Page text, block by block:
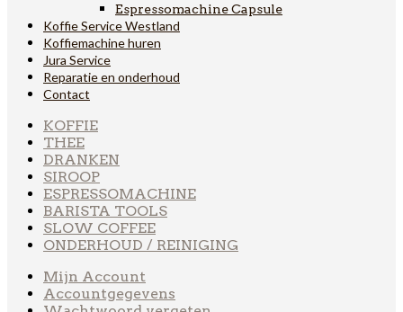
Espressomachine Capsule
Koffie Service Westland
Koffiemachine huren
Jura Service
Reparatie en onderhoud
Contact
KOFFIE
THEE
DRANKEN
SIROOP
ESPRESSOMACHINE
BARISTA TOOLS
SLOW COFFEE
ONDERHOUD / REINIGING
Mijn Account
Accountgegevens